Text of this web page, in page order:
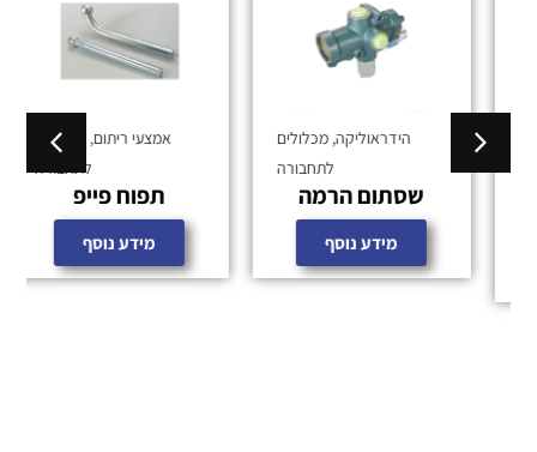
הידראוליקה,מכלולים
לתחבורה
שסתום הרמה
מידע נוסף
אמצעי ריתום,מכלולים
לתחבורה
תפוח פייפ
מידע נוסף